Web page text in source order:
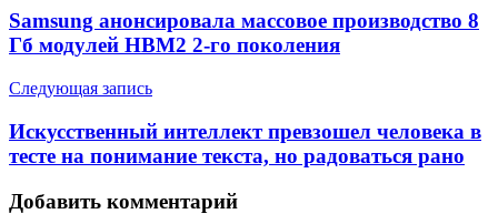
Samsung анонсировала массовое производство 8
Гб модулей HBM2 2-го поколения
Следующая запись
Искусственный интеллект превзошел человека в
тесте на понимание текста, но радоваться рано
Добавить комментарий